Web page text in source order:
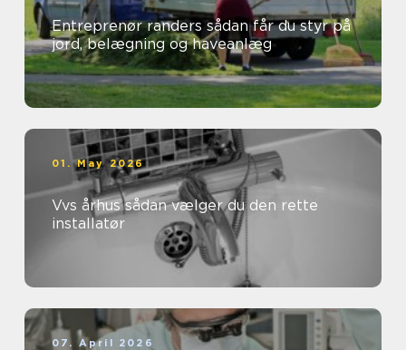
Entreprenør randers sådan får du styr på
jord, belægning og haveanlæg
01. May 2026
Vvs århus sådan vælger du den rette
installatør
07. April 2026